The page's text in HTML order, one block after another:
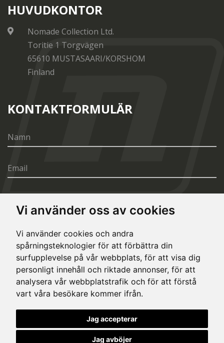
Vi använder oss av cookies
Vi använder cookies och andra
spårningsteknologier för att förbättra din
surfupplevelse på vår webbplats, för att visa dig
personligt innehåll och riktade annonser, för att
analysera vår webbplatstrafik och för att förstå
vart våra besökare kommer ifrån.
Jag accepterar
Jag avböjer
HUVUDKONTOR
Nomade Collection Ltd.
Toritie 1 Torgvägen
65610 MUSTASAARI/KORSHOM
Finland
KONTAKTFORMULÄR
© Copyright 2020, All rights reserved. Made by
Simopt.cz
This site is protected by Google reCAPTCHA and the GooglePrivacy Policy